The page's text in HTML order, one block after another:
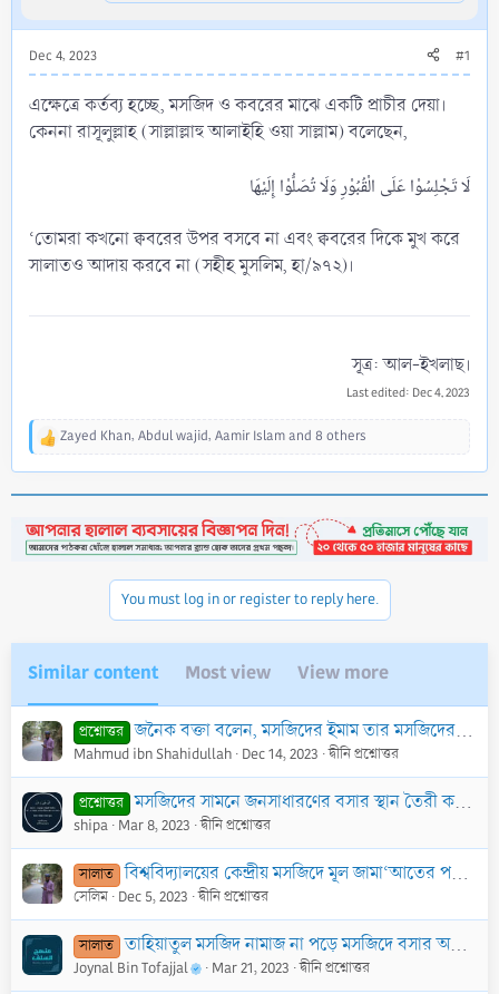
Dec 4, 2023 #1
এক্ষেত্রে কর্তব্য হচ্ছে, মসজিদ ও কবরের মাঝে একটি প্রাচীর দেয়া।
কেননা রাসূলুল্লাহ (সাল্লাল্লাহু আলাইহি ওয়া সাল্লাম) বলেছেন,
‘তোমরা কখনো ক্ববরের উপর বসবে না এবং ক্ববরের দিকে মুখ করে
সালাতও আদায় করবে না (সহীহ মুসলিম, হা/৯৭২)।
সূত্র: আল-ইখলাছ।​
Last edited: Dec 4, 2023
R
t
i
Zayed Khan, Abdul wajid, Aamir Islamand 8 others
You must log in or register to reply here.
Similar content Most view View more
প্রশ্নোত্তর জনৈক বক্তা বলেন, মসজিদের ইমাম তার মসজিদের আশেপাশের চল্লিশ ঘর লোকের জন্য ক্বিয়ামতের দিন সুপারিশ করবে এবং তাদেরকে জান্নাতে নিয়ে যাবে। উক্ত
Mahmud ibn Shahidullah Dec 14, 2023 দ্বীনি প্রশ্নোত্তর
প্রশ্নোত্তর মসজিদের সামনে জনসাধারণের বসার স্থান তৈরী করা যাবে কি?
shipa Mar 8, 2023 দ্বীনি প্রশ্নোত্তর
সালাত বিশ্ববিদ্যালয়ের কেন্দ্রীয় মসজিদে মূল জামা‘আতের পর সালাত আদায়ের সময় ইক্বামত দিয়ে শুরু করায় মসজিদের খাদিম বলেন যে, মূল জামা‘আত হয়ে গেলে পরে ইক্বামত লাগব
সেলিম Dec 5, 2023 দ্বীনি প্রশ্নোত্তর
সালাত তাহিয়াতুল মসজিদ নামাজ না পড়ে মসজিদে বসার অনুমতি নেই- এমন বক্তব্য কি ঠিক?
Joynal Bin Tofajjal Mar 21, 2023 দ্বীনি প্রশ্নোত্তর